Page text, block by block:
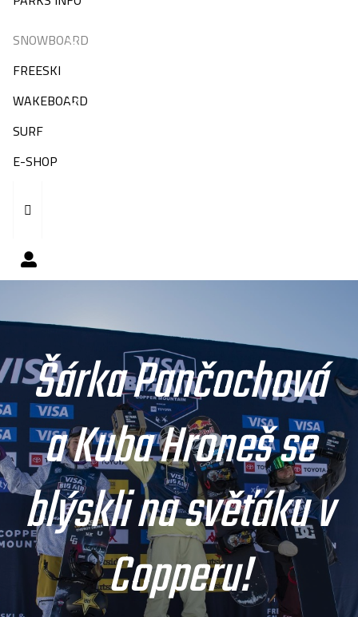
SNOWBOARD
FREESKI
WAKEBOARD
SURF
E-SHOP
Šárka Pančochová
a Kuba Hroneš se
blýskli na svěťáku v
Copperu!